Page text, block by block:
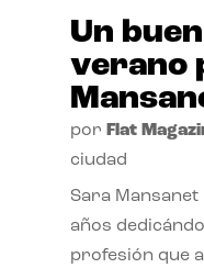
Un
verano
por Flat
ciudad
Sara Mansanet
años
profesión que